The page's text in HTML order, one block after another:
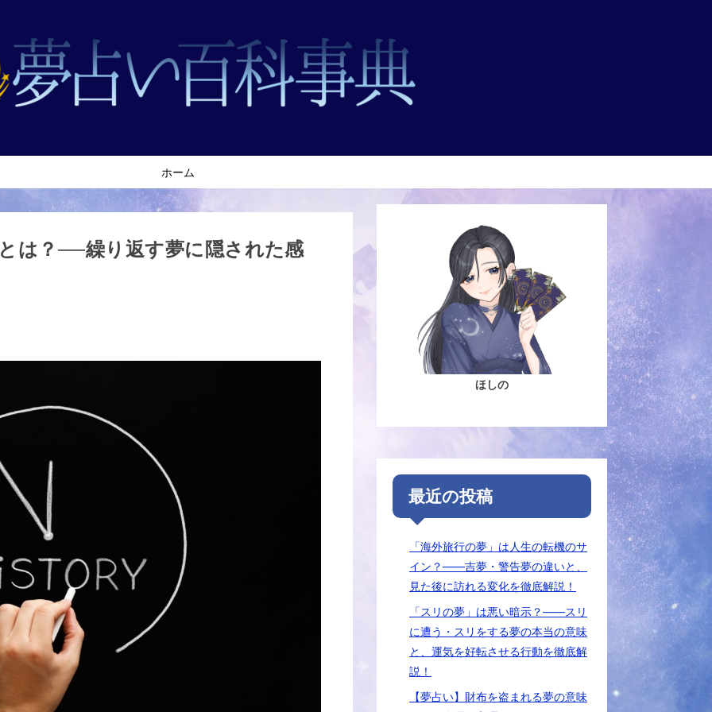
ホーム
は？──繰り返す夢に隠された感
ほしの
最近の投稿
「海外旅行の夢」は人生の転機のサ
イン？――吉夢・警告夢の違いと、
見た後に訪れる変化を徹底解説！
「スリの夢」は悪い暗示？――スリ
に遭う・スリをする夢の本当の意味
と、運気を好転させる行動を徹底解
説！
【夢占い】財布を盗まれる夢の意味